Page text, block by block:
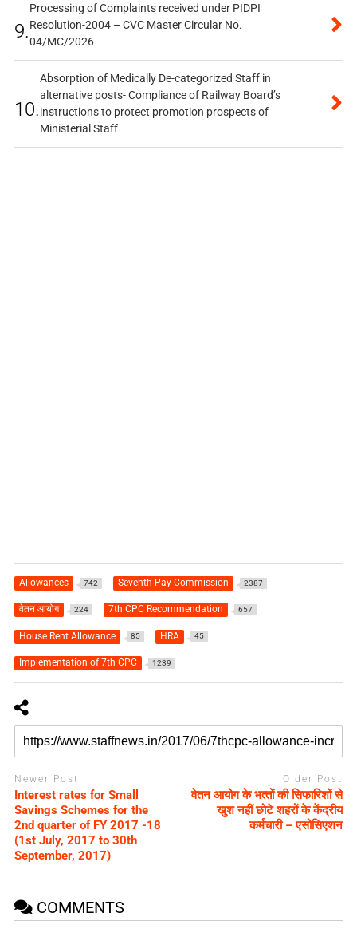
9.
Processing of Complaints received under PIDPI
Resolution-2004 – CVC Master Circular No.
04/MC/2026
10.
Absorption of Medically De-categorized Staff in
alternative posts- Compliance of Railway Board’s
instructions to protect promotion prospects of
Ministerial Staff
Allowances 742 Seventh Pay Commission 2387
वेतन आयोग 224 7th CPC Recommendation 657
House Rent Allowance 85 HRA 45
Implementation of 7th CPC 1239
Newer Post
Interest rates for Small
Savings Schemes for the
2nd quarter of FY 2017 -18
(1st July, 2017 to 30th
September, 2017)
Older Post
वेतन आयोग के भत्‍तों की सिफारिशों से
खुश नहीं छोटे शहरों के केंद्रीय
कर्मचारी – एसोसिएशन
COMMENTS